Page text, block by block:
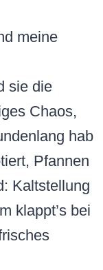
meine
sie die
Chaos,
hab
Pfannen
Kaltstellung
klappt’s bei